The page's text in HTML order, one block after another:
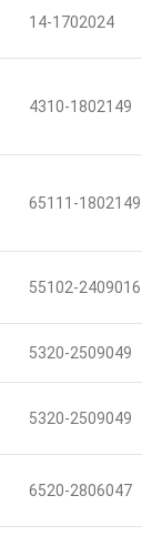
14-1702024
4310-1802149
65111-1802149
55102-2409016
5320-2509049
5320-2509049
6520-2806047